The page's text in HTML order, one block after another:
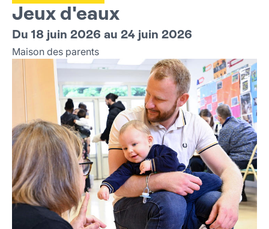
Jeux d'eaux
Du 18 juin 2026 au 24 juin 2026
Maison des parents